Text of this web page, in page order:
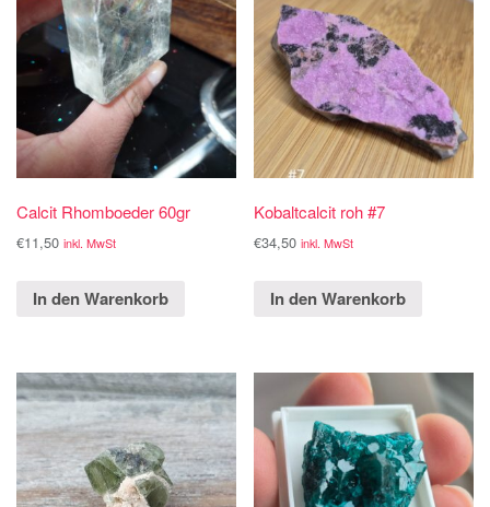
Calcit Rhomboeder 60gr
€11,50 inkl. MwSt
In den Warenkorb
Kobaltcalcit roh #7
€34,50 inkl. MwSt
In den Warenkorb